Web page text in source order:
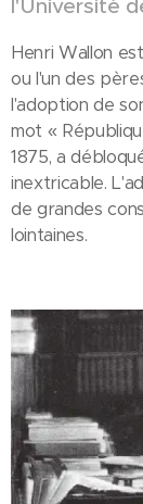
l'Université
Henri Wallon
ou l'un des
l'adoption de
mot «
1875, a
inextricable.
de grandes
lointaines.